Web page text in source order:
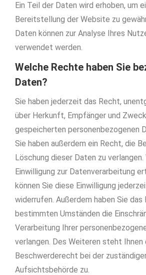
Ein Teil der Daten wird erhoben, um
Bereitstellung der Website zu
Daten können zur Analyse Ihres
verwendet werden.
Welche Rechte haben Sie
Daten?
Sie haben jederzeit das Recht,
über Herkunft, Empfänger und
gespeicherten personenbezogenen
Sie haben außerdem ein Recht, die
Löschung dieser Daten zu verlangen.
Einwilligung zur Datenverarbeitung
können Sie diese Einwilligung
widerrufen. Außerdem haben Sie das
bestimmten Umständen die
Verarbeitung Ihrer
verlangen. Des Weiteren steht Ihnen
Beschwerderecht bei der
Aufsichtsbehörde zu.